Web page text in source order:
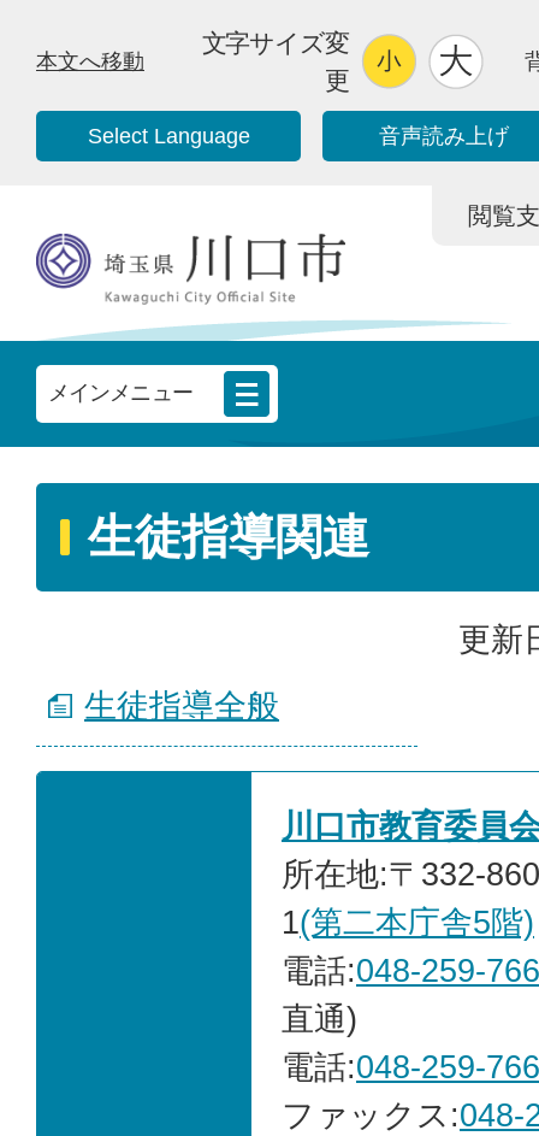
本文へ移動
文字サイズ変
更
Select Language 音声読み上げ
閲覧
メインメニュー
生徒指導関連
更新
生徒指導全般
川口市教育委員
所在地:〒332-
1(第二本庁舎5階)
電話:048-259-
直通)
電話:048-259-
ファックス:048-